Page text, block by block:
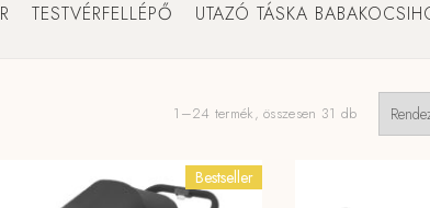
TESTVÉRFELLÉPŐ UTAZÓ TÁSKA
1–24 termék, összesen 31 dbSorted
Bestseller